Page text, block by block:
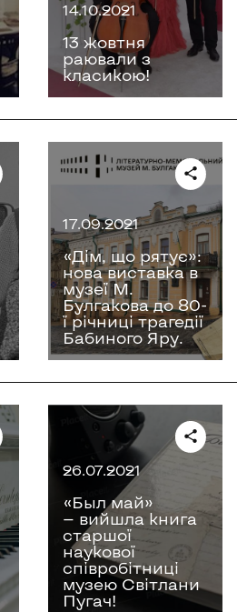
14.10.2021
13 жовтня
раювали з
класикою!
17.09.2021
«Дім, що рятує»:
нова виставка в
музеї М.
Булгакова до 80-
ї річниці трагедії
Бабиного Яру.
26.07.2021
«Был май»
— вийшла книга
старшої
наукової
співробітниці
музею Світлани
Пугач!